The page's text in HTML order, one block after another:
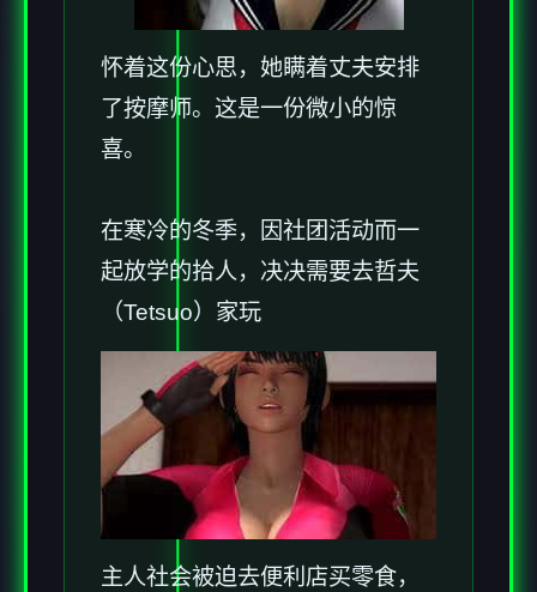
怀着这份心思，她瞒着丈夫安排
了按摩师。这是一份微小的惊
喜。
在寒冷的冬季，因社团活动而一
起放学的拾人，决决需要去哲夫
（Tetsuo）家玩
主人社会被迫去便利店买零食，